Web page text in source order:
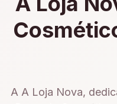
A A Loja Nova,